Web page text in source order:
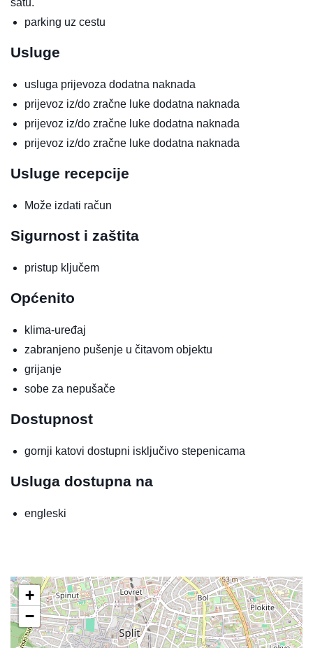
satu.
parking uz cestu
Usluge
usluga prijevoza dodatna naknada
prijevoz iz/do zračne luke dodatna naknada
prijevoz iz/do zračne luke dodatna naknada
prijevoz iz/do zračne luke dodatna naknada
Usluge recepcije
Može izdati račun
Sigurnost i zaštita
pristup ključem
Općenito
klima-uređaj
zabranjeno pušenje u čitavom objektu
grijanje
sobe za nepušače
Dostupnost
gornji katovi dostupni isključivo stepenicama
Usluga dostupna na
engleski
+
−